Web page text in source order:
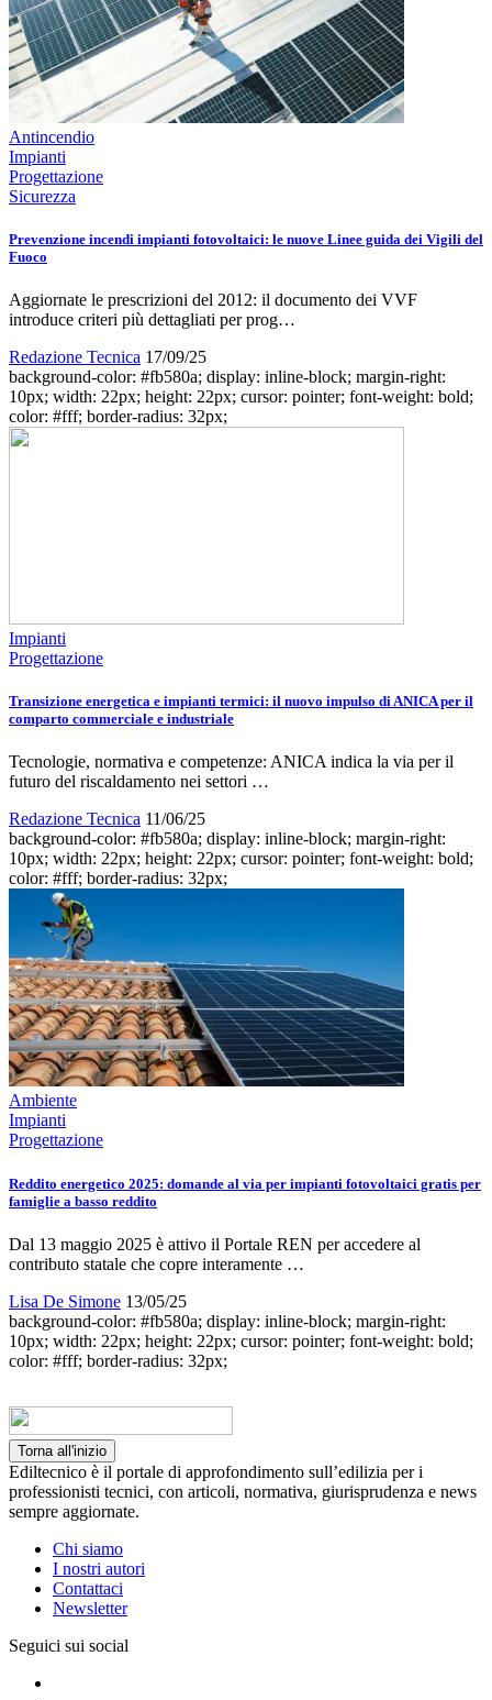
Antincendio
Impianti
Progettazione
Sicurezza
Prevenzione incendi impianti fotovoltaici: le nuove Linee guida dei Vigili del
Fuoco
Aggiornate le prescrizioni del 2012: il documento dei VVF
introduce criteri più dettagliati per prog…
Redazione Tecnica 17/09/25
background-color: #fb580a; display: inline-block; margin-right:
10px; width: 22px; height: 22px; cursor: pointer; font-weight: bold;
color: #fff; border-radius: 32px;
Impianti
Progettazione
Transizione energetica e impianti termici: il nuovo impulso di ANICA per il
comparto commerciale e industriale
Tecnologie, normativa e competenze: ANICA indica la via per il
futuro del riscaldamento nei settori …
Redazione Tecnica 11/06/25
background-color: #fb580a; display: inline-block; margin-right:
10px; width: 22px; height: 22px; cursor: pointer; font-weight: bold;
color: #fff; border-radius: 32px;
Ambiente
Impianti
Progettazione
Reddito energetico 2025: domande al via per impianti fotovoltaici gratis per
famiglie a basso reddito
Dal 13 maggio 2025 è attivo il Portale REN per accedere al
contributo statale che copre interamente …
Lisa De Simone 13/05/25
background-color: #fb580a; display: inline-block; margin-right:
10px; width: 22px; height: 22px; cursor: pointer; font-weight: bold;
color: #fff; border-radius: 32px;
Torna all'inizio
Ediltecnico è il portale di approfondimento sull’edilizia per i
professionisti tecnici, con articoli, normativa, giurisprudenza e news
sempre aggiornate.
Chi siamo
I nostri autori
Contattaci
Newsletter
Seguici sui social